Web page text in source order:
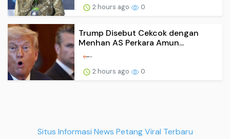
2 hours ago 0
Trump Disebut Cekcok dengan
Menhan AS Perkara Amun...
2 hours ago 0
Situs Informasi News Petang Viral Terbaru